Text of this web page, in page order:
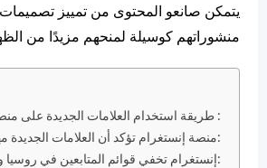
يتمكن صانعو المحتوى من تمييز
منشوراتهم كوسيلة لمنحهم مزيدًا من
طريقة استخدام العلامات الجديدة على منصة إنستغرام :
منصة إنستغرام تؤكد أن العلامات الجديدة مهمة للمبدعين:
إنستغرام تخفي قوائم المتابعين في روسيا وأوكرانيا: